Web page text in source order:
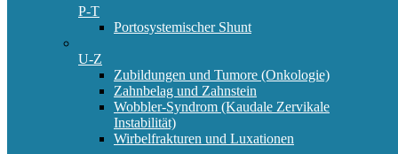
P-T
Portosystemischer Shunt
U-Z
Zubildungen und Tumore (Onkologie)
Zahnbelag und Zahnstein
Wobbler-Syndrom (Kaudale Zervikale
Instabilität)
Wirbelfrakturen und Luxationen